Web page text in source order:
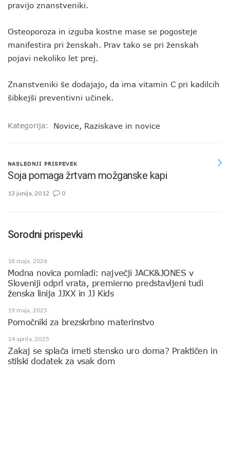
pravijo znanstveniki.
Osteoporoza in izguba kostne mase se pogosteje
manifestira pri ženskah. Prav tako se pri ženskah
pojavi nekoliko let prej.
Znanstveniki še dodajajo, da ima vitamin C pri kadilcih
šibkejši preventivni učinek.
Kategorija: Novice, Raziskave in novice
NASLEDNJI PRISPEVEK
Soja pomaga žrtvam možganske kapi
13 junija, 2012 0
Sorodni prispevki
18 maja, 2026
Modna novica pomladi: največji JACK&JONES v
Sloveniji odprl vrata, premierno predstavljeni tudi
ženska linija JJXX in JJ Kids
19 maja, 2025
Pomočniki za brezskrbno materinstvo
14 aprila, 2025
Zakaj se splača imeti stensko uro doma? Praktičen in
stilski dodatek za vsak dom